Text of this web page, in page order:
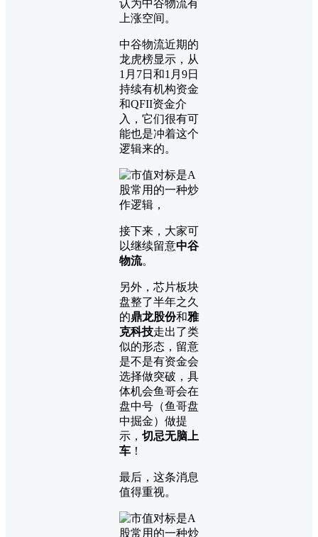
认为中谷物流有
上涨空间。
中谷物流近期的
龙虎榜显示，从
1月7日和1月9日
持续有机构资金
和QFII资金介
入，它们很有可
能也是冲着这个
逻辑来的。
接下来，大家可
以继续留意中谷
物流。
另外，芯片板块
盘整了半年之久
的鼎龙股份和雅
克科技走出了类
似的形态，留意
是不是有资金会
选择做突破，具
体机会鱼哥会在
盘中号（鱼哥盘
中掘金）做提
示， 切忌无脑上
车 ！
最后，这条消息
值得重视。